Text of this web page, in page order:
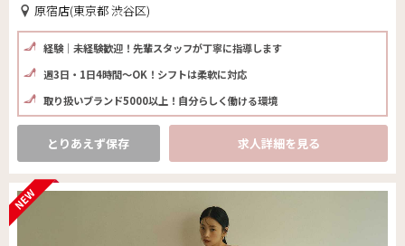
原宿店(東京都 渋谷区)
経験│未経験歓迎！先輩スタッフが丁寧に指導します
週3日・1日4時間～OK！シフトは柔軟に対応
取り扱いブランド5000以上！自分らしく働ける環境
とりあえず保存 求人詳細を見る